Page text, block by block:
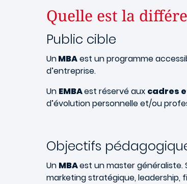
Quelle est la
Public cible
UnMBAest un programme
d’entreprise.
Un EMBAest réservé aux cadres
d’évolution personnelle et/ou
Objectifs
Un MBAest un master généraliste.
marketing stratégique, leadership,